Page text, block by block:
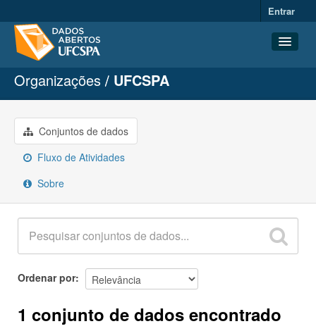
Entrar
Conjuntos de dados
Organizações
Grupos
Sobre
Organizações UFCSPA
Conjuntos de dados
Fluxo de Atividades
Sobre
Ordenar por
1 conjunto de dados encontrado